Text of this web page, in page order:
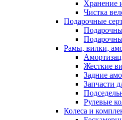
Хранение
Чистка
Подарочные
Рамы, вилки,
Жесткие
Задние
Запчасти
Рулевые
Колеса и